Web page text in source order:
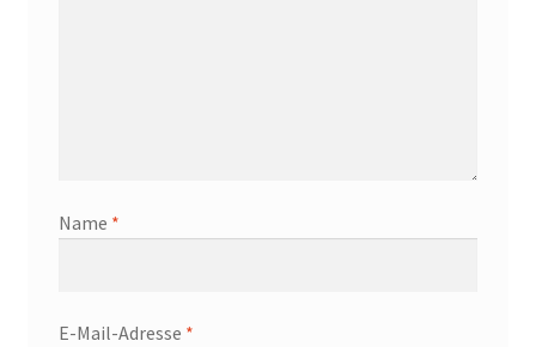
Name *
E-Mail-Adresse *